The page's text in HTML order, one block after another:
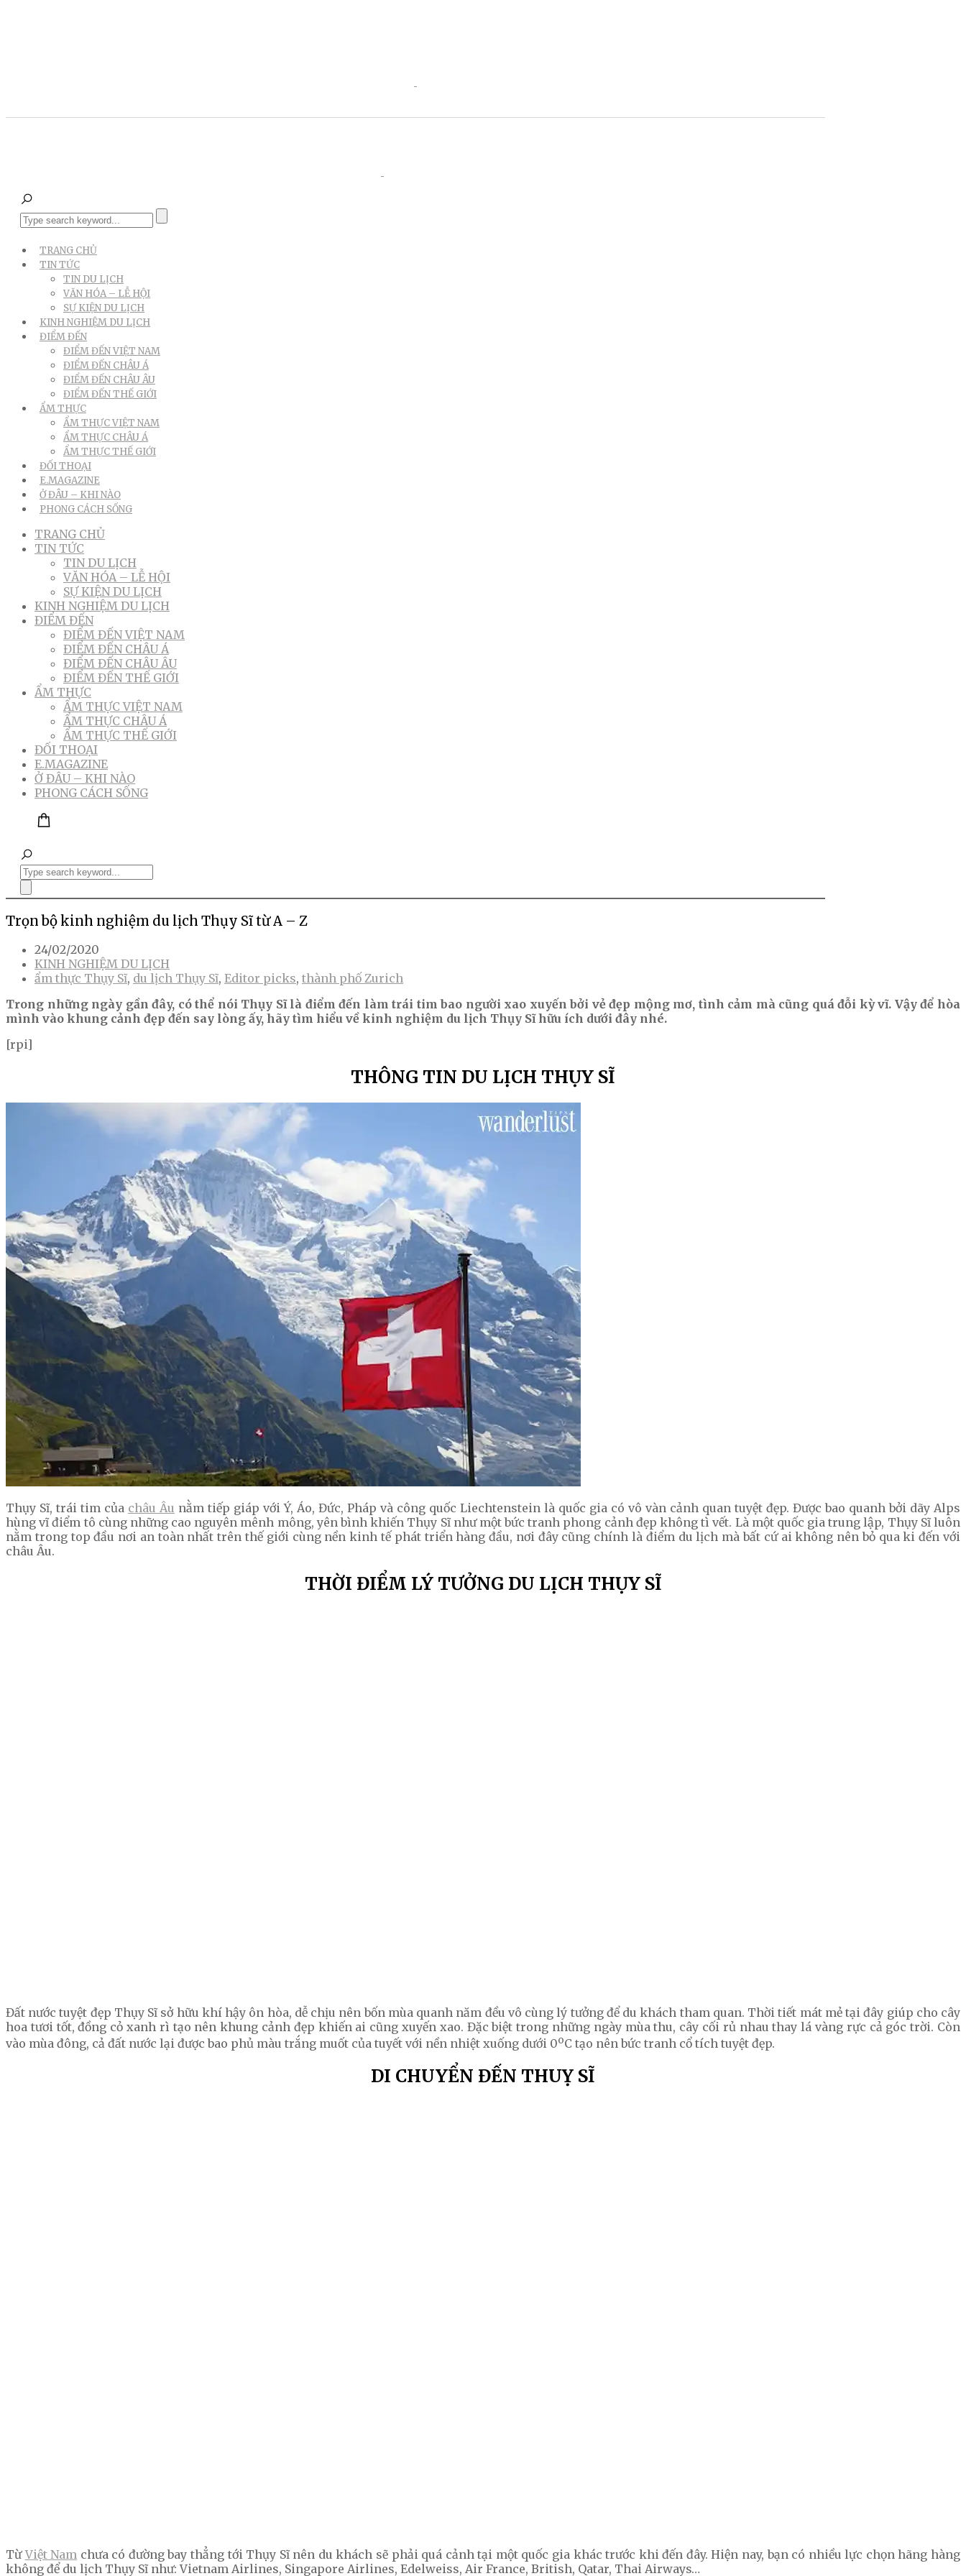
TRANG CHỦ
TIN TỨC
TIN DU LỊCH
VĂN HÓA – LỄ HỘI
SỰ KIỆN DU LỊCH
KINH NGHIỆM DU LỊCH
ĐIỂM ĐẾN
ĐIỂM ĐẾN VIỆT NAM
ĐIỂM ĐẾN CHÂU Á
ĐIỂM ĐẾN CHÂU ÂU
ĐIỂM ĐẾN THẾ GIỚI
ẨM THỰC
ẨM THỰC VIỆT NAM
ẨM THỰC CHÂU Á
ẨM THỰC THẾ GIỚI
ĐỐI THOẠI
E.MAGAZINE
Ở ĐÂU – KHI NÀO
PHONG CÁCH SỐNG
TRANG CHỦ
TIN TỨC
TIN DU LỊCH
VĂN HÓA – LỄ HỘI
SỰ KIỆN DU LỊCH
KINH NGHIỆM DU LỊCH
ĐIỂM ĐẾN
ĐIỂM ĐẾN VIỆT NAM
ĐIỂM ĐẾN CHÂU Á
ĐIỂM ĐẾN CHÂU ÂU
ĐIỂM ĐẾN THẾ GIỚI
ẨM THỰC
ẨM THỰC VIỆT NAM
ẨM THỰC CHÂU Á
ẨM THỰC THẾ GIỚI
ĐỐI THOẠI
E.MAGAZINE
Ở ĐÂU – KHI NÀO
PHONG CÁCH SỐNG
Trọn bộ kinh nghiệm du lịch Thụy Sĩ từ A – Z
24/02/2020
KINH NGHIỆM DU LỊCH
ẩm thực Thụy Sĩ, du lịch Thụy Sĩ, Editor picks, thành phố Zurich
Trong những ngày gần đây, có thể nói Thụy Sĩ là điểm đến làm trái tim bao người xao xuyến bởi vẻ đẹp mộng mơ, tình cảm mà cũng quá đỗi kỳ vĩ. Vậy để hòa
mình vào khung cảnh đẹp đến say lòng ấy, hãy tìm hiểu về kinh nghiệm du lịch Thụy Sĩ hữu ích dưới đây nhé.
[rpi]
THÔNG TIN DU LỊCH THỤY SĨ
Thụy Sĩ, trái tim của châu Âu nằm tiếp giáp với Ý, Áo, Đức, Pháp và công quốc Liechtenstein là quốc gia có vô vàn cảnh quan tuyệt đẹp. Được bao quanh bởi dãy Alps
hùng vĩ điểm tô cùng những cao nguyên mênh mông, yên bình khiến Thụy Sĩ như một bức tranh phong cảnh đẹp không tì vết. Là một quốc gia trung lập, Thụy Sĩ luôn
nằm trong top đầu nơi an toàn nhất trên thế giới cùng nền kinh tế phát triển hàng đầu, nơi đây cũng chính là điểm du lịch mà bất cứ ai không nên bỏ qua ki đến với
châu Âu.
THỜI ĐIỂM LÝ TƯỞNG DU LỊCH THỤY SĨ
Đất nước tuyệt đẹp Thụy Sĩ sở hữu khí hậy ôn hòa, dễ chịu nên bốn mùa quanh năm đều vô cùng lý tưởng để du khách tham quan. Thời tiết mát mẻ tại đây giúp cho cây
hoa tươi tốt, đồng cỏ xanh rì tạo nên khung cảnh đẹp khiến ai cũng xuyến xao. Đặc biệt trong những ngày mùa thu, cây cối rủ nhau thay lá vàng rực cả góc trời. Còn
vào mùa đông, cả đất nước lại được bao phủ màu trắng muốt của tuyết với nền nhiệt xuống dưới 0oC tạo nên bức tranh cổ tích tuyệt đẹp.
DI CHUYỂN ĐẾN THUỴ SĨ
TừViệt Nam chưa có đường bay thẳng tới Thụy Sĩ nên du khách sẽ phải quá cảnh tại một quốc gia khác trước khi đến đây. Hiện nay, bạn có nhiều lực chọn hãng hàng
không để du lịch Thụy Sĩ như: Vietnam Airlines, Singapore Airlines, Edelweiss, Air France, British, Qatar, Thai Airways…